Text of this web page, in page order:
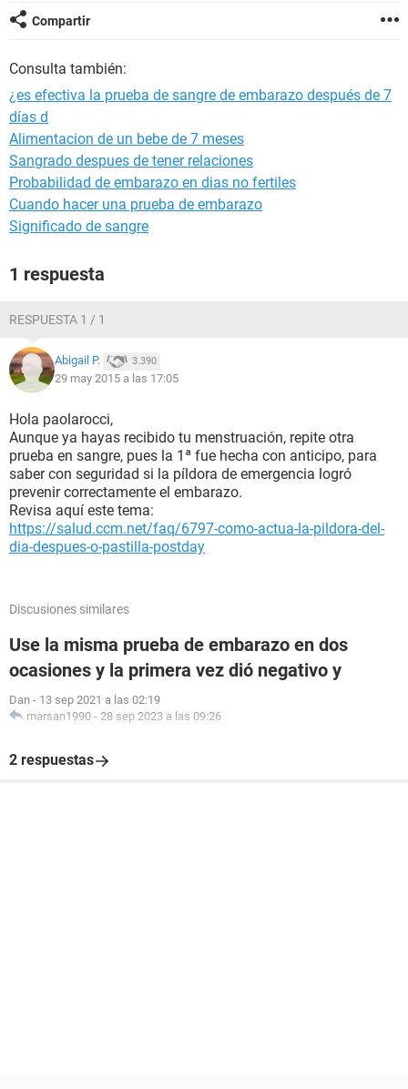
sus comentarios . Saludos !
Compartir
Consulta también:
¿es efectiva la prueba de sangre de embarazo después de 7
días d
Alimentacion de un bebe de 7 meses
Sangrado despues de tener relaciones
Probabilidad de embarazo en dias no fertiles
Cuando hacer una prueba de embarazo
Significado de sangre
1 respuesta
RESPUESTA 1 / 1
Abigail P. 3.390
29 may 2015 a las 17:05
Hola paolarocci,
Aunque ya hayas recibido tu menstruación, repite otra
prueba en sangre, pues la 1ª fue hecha con anticipo, para
saber con seguridad si la píldora de emergencia logró
prevenir correctamente el embarazo.
Revisa aquí este tema:
https://salud.ccm.net/faq/6797-como-actua-la-pildora-del-
dia-despues-o-pastilla-postday
Discusiones similares
Use la misma prueba de embarazo en dos
ocasiones y la primera vez dió negativo y
Dan - 13 sep 2021 a las 02:19
marsan1990 - 28 sep 2023 a las 09:26
2 respuestas